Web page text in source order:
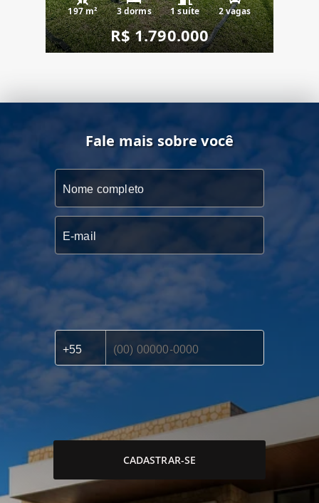
197 m² 3 dorms 1 suíte 2 vagas
R$ 1.790.000
Fale mais sobre você
CADASTRAR-SE